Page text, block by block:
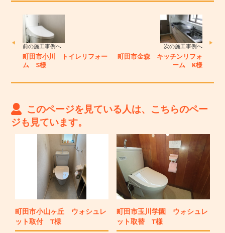
前の施工事例へ
町田市小川 トイレリフォー
ム S様
次の施工事例へ
町田市金森 キッチンリフォ
ーム K様
このページを見ている人は、こちらのペー
ジも見ています。
町田市小山ヶ丘 ウォシュレ
ット取付 T様
町田市玉川学園 ウォシュレ
ット取替 T様